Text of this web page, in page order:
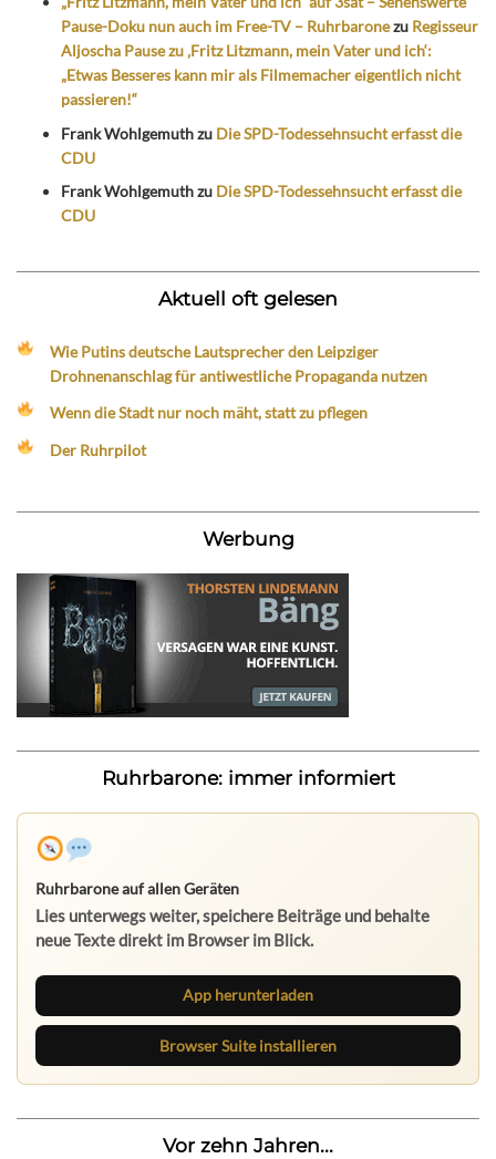
Pause-Doku nun auch im Free-TV – Ruhrbaronezu Regisseur
Aljoscha Pause zu ‚Fritz Litzmann, mein Vater und ich‘:
„Etwas Besseres kann mir als Filmemacher eigentlich nicht
passieren!“
Frank Wohlgemuthzu Die SPD-Todessehnsucht erfasst die
CDU
Frank Wohlgemuthzu Die SPD-Todessehnsucht erfasst die
CDU
Aktuell oft gelesen
Wie Putins deutsche Lautsprecher den Leipziger
Drohnenanschlag für antiwestliche Propaganda nutzen
Wenn die Stadt nur noch mäht, statt zu pflegen
Der Ruhrpilot
Werbung
Ruhrbarone: immer informiert
Ruhrbarone auf allen Geräten
Lies unterwegs weiter, speichere Beiträge und behalte
neue Texte direkt im Browser im Blick.
App herunterladen
Browser Suite installieren
Vor zehn Jahren...